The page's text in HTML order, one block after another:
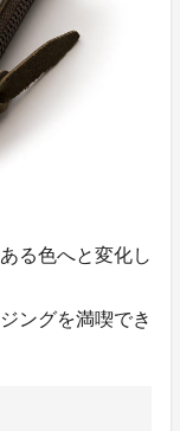
る色へと変化し
ングを満喫でき